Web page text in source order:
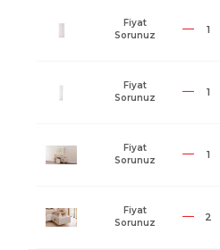
Fiyat
Sorunuz
Fiyat
Sorunuz
Fiyat
Sorunuz
Fiyat
Sorunuz